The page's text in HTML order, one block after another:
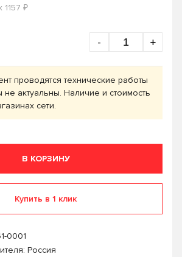
₽
- +
проводятся технические работы
не актуальны. Наличие и стоимость
сети.
В КОРЗИНУ
Купить в 1 клик
0001
Россия